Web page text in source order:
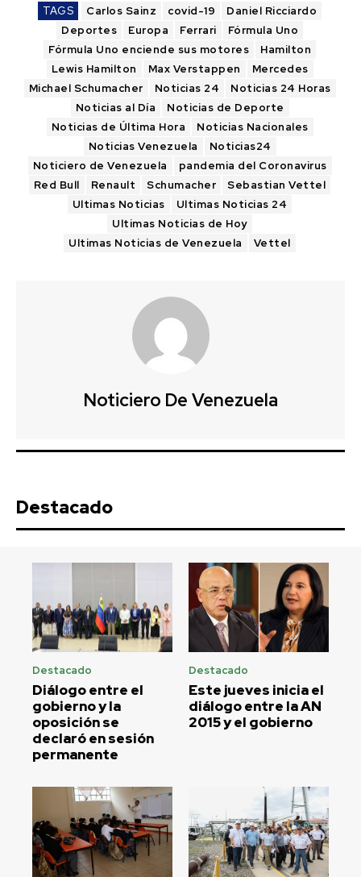
TAGS Carlos Sainz covid-19
Daniel Ricciardo
Deportes
Europa Ferrari
Fórmula Uno
Fórmula Uno enciende sus motores
Hamilton
Lewis Hamilton
Max Verstappen
Mercedes
Michael Schumacher
Noticias 24
Noticias 24 Horas
Noticias al Día
Noticias de Deporte
Noticias de Última Hora
Noticias Nacionales
Noticias Venezuela
Noticias24
Noticiero de Venezuela
pandemia del Coronavirus
Red Bull
Renault Schumacher
Sebastian Vettel
Ultimas Noticias
Ultimas Noticias 24
Ultimas Noticias de Hoy
Ultimas Noticias de Venezuela
Vettel
Noticiero De Venezuela
Destacado
Destacado
Diálogo entre el
gobierno y la
oposición se
declaró en sesión
permanente
Destacado
Este jueves inicia el
diálogo entre la AN
2015 y el gobierno